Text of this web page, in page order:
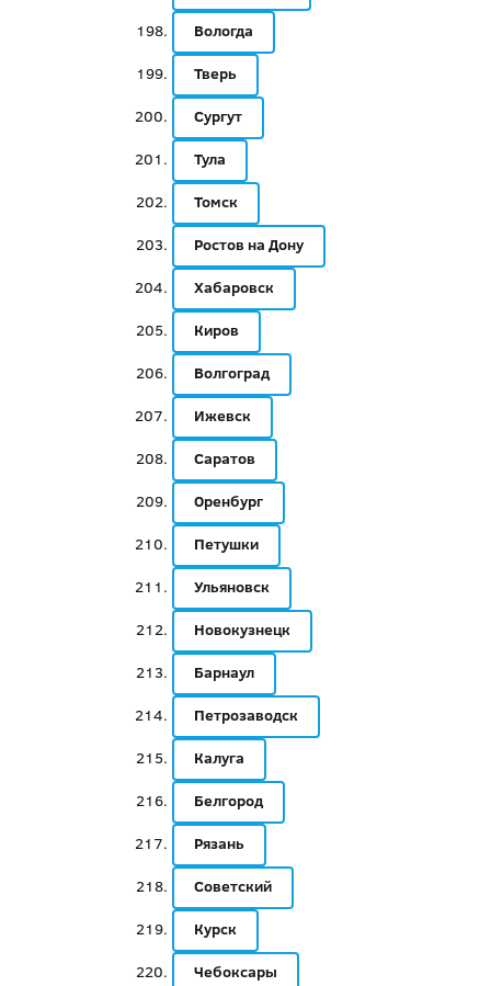
Вологда
Тверь
Сургут
Тула
Томск
Ростов на Дону
Хабаровск
Киров
Волгоград
Ижевск
Саратов
Оренбург
Петушки
Ульяновск
Новокузнецк
Барнаул
Петрозаводск
Калуга
Белгород
Рязань
Советский
Курск
Чебоксары